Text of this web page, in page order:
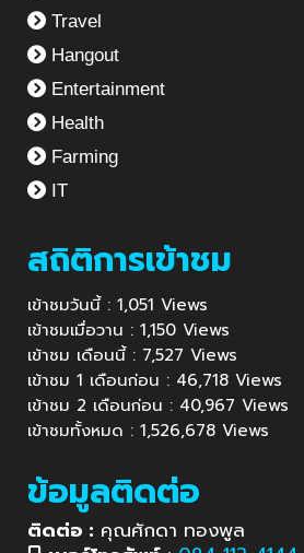
Travel
Hangout
Entertainment
Health
Farming
IT
สถิติการเข้าชม
เข้าชมวันนี้ : 1,051 Views
เข้าชมเมื่อวาน : 1,150 Views
เข้าชม เดือนนี้ : 7,527 Views
เข้าชม 1 เดือนก่อน : 46,718 Views
เข้าชม 2 เดือนก่อน : 40,967 Views
เข้าชมทั้งหมด : 1,526,678 Views
ข้อมูลติดต่อ
ติดต่อ : คุณศักดา ทองพูล